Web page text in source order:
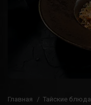
Главная Тайские блюда